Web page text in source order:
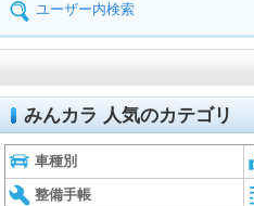
ユーザー内検索
みんカラ 人気のカテゴリ
車種別
整備手帳